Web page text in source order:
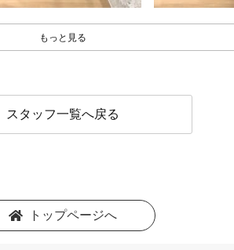
もっと見る
スタッフ一覧へ戻る
トップページへ